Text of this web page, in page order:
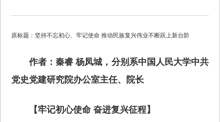
原标题：坚持不忘初心、牢记使命 推动民族复兴伟业不断跃上新台阶
作者：秦睿 杨凤城，分别系中国人民大学中共
党史党建研究院办公室主任、院长
【牢记初心使命 奋进复兴征程】